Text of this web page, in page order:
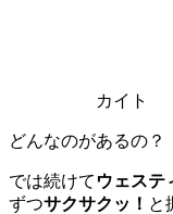
カイト
どんなのがあるの？
では続けて ウェステ
ずつサクサクッ！ と